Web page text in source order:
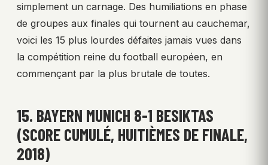
simplement un carnage. Des humiliations en phase
de groupes aux finales qui tournent au cauchemar,
voici les 15 plus lourdes défaites jamais vues dans
la compétition reine du football européen, en
commençant par la plus brutale de toutes.
15. BAYERN MUNICH 8-1 BESIKTAS
(SCORE CUMULÉ, HUITIÈMES DE FINALE,
2018)